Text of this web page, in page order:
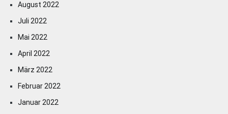
August 2022
Juli 2022
Mai 2022
April 2022
März 2022
Februar 2022
Januar 2022